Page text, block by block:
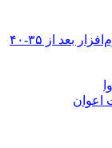
آیا مسیر شغلی توسعه‌دهنده نرم‌افزار بعد از ۳۵-۴۰
اعوان